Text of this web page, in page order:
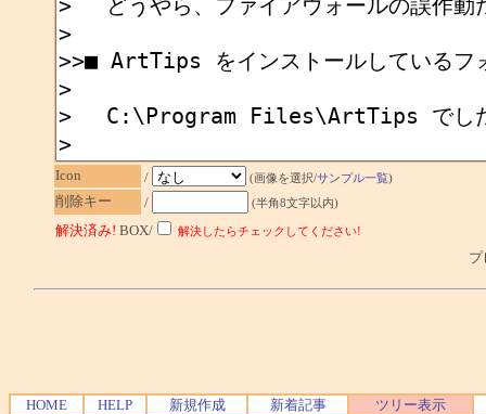
Icon / (画像を選択/サンプル一覧)
削除キー / (半角8文字以内)
解決済み! BOX/ 解決したらチェックしてください!
プ
HOME HELP 新規作成 新着記事 ツリー表示